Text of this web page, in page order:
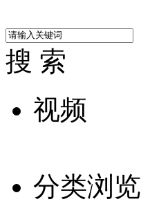
搜 索
视频
分类浏览